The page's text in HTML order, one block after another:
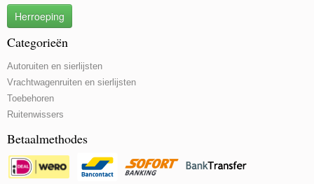
Herroeping
Categorieën
Autoruiten en sierlijsten
Vrachtwagenruiten en sierlijsten
Toebehoren
Ruitenwissers
Betaalmethodes